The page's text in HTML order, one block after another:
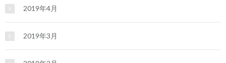
2019年4月
2019年3月